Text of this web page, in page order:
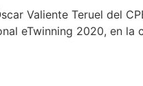
Valiente Teruel del
eTwinning 2020, en la